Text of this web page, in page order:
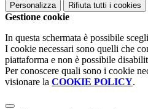
Personalizza Rifiuta tutti i cookies
Gestione cookie
In questa schermata è possibile
I cookie necessari sono quelli che
piattaforma e non è possibile
Per conoscere quali sono i cookie
visionare la COOKIE POLICY.